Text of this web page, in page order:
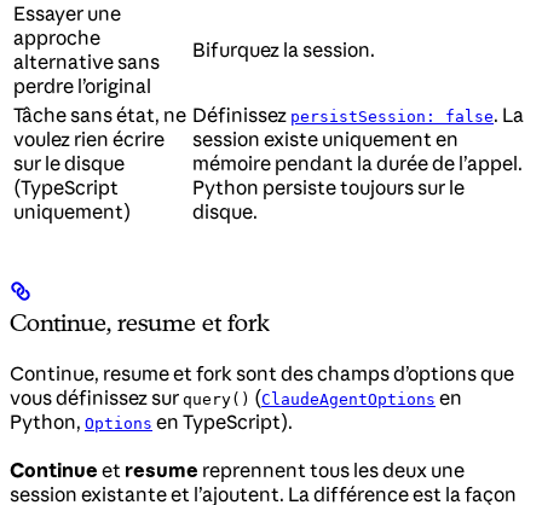
Essayer une
approche
alternative sans
perdre l’original
Bifurquez la session.
Tâche sans état, ne
voulez rien écrire
sur le disque
(TypeScript
uniquement)
Définissez persistSession: false. La
session existe uniquement en
mémoire pendant la durée de l’appel.
Python persiste toujours sur le
disque.
Continue, resume et fork
Continue, resume et fork sont des champs d’options que
vous définissez sur query() (ClaudeAgentOptions en
Python, Options en TypeScript).
Continue et resume reprennent tous les deux une
session existante et l’ajoutent. La différence est la façon